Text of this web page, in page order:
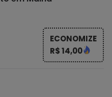
ECONOMIZE
R$ 14,00